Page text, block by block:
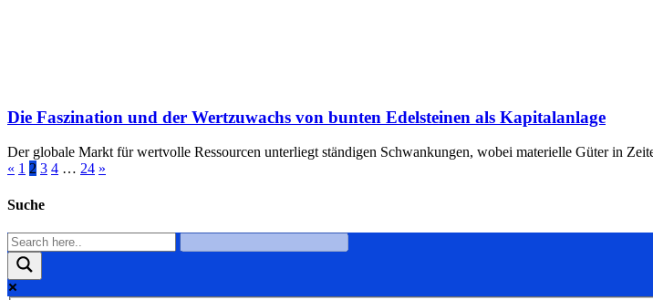
Die Faszination und der Wertzuwachs von bunten Edelsteinen als Kapitalanlage
Der globale Markt für wertvolle Ressourcen unterliegt ständigen Schwankungen, wobei materielle Güter in
« 1 2 3 4 … 24 »
Suche